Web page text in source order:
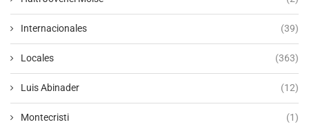
Internacionales (39)
Locales (363)
Luis Abinader (12)
Montecristi (1)